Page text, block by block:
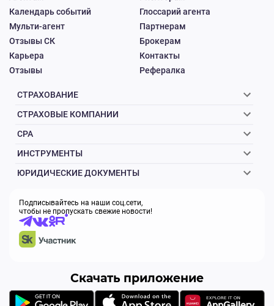
Календарь событий
Глоссарий агента
Мульти-агент
Партнерам
Отзывы СК
Брокерам
Карьера
Контакты
Отзывы
Рефералка
СТРАХОВАНИЕ
СТРАХОВЫЕ КОМПАНИИ
CPA
ИНСТРУМЕНТЫ
ЮРИДИЧЕСКИЕ ДОКУМЕНТЫ
Подписывайтесь на наши соц.сети,
чтобы не пропускать свежие новости!
Скачать приложение